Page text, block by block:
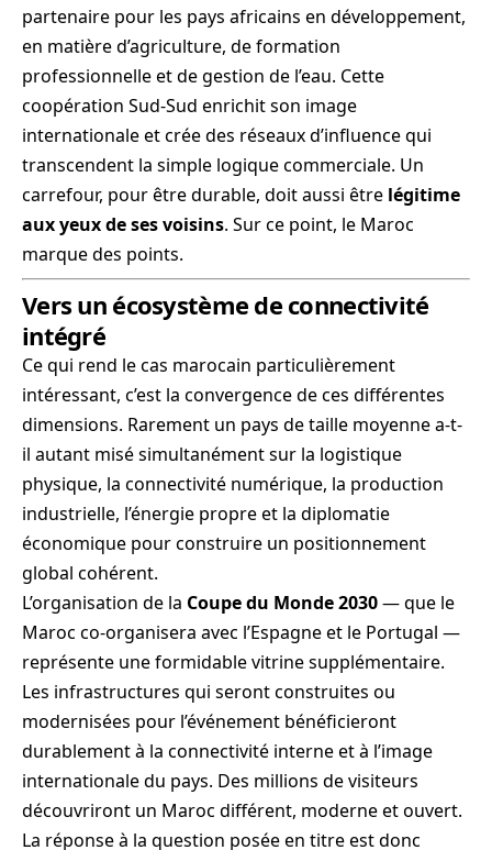
partenaire pour les pays africains en développement,
en matière d’agriculture, de formation
professionnelle et de gestion de l’eau. Cette
coopération Sud-Sud enrichit son image
internationale et crée des réseaux d’influence qui
transcendent la simple logique commerciale. Un
carrefour, pour être durable, doit aussi être légitime
aux yeux de ses voisins. Sur ce point, le Maroc
marque des points.
Vers un écosystème de connectivité
intégré
Ce qui rend le cas marocain particulièrement
intéressant, c’est la convergence de ces différentes
dimensions. Rarement un pays de taille moyenne a-t-
il autant misé simultanément sur la logistique
physique, la connectivité numérique, la production
industrielle, l’énergie propre et la diplomatie
économique pour construire un positionnement
global cohérent.
L’organisation de la Coupe du Monde 2030— que le
Maroc co-organisera avec l’Espagne et le Portugal —
représente une formidable vitrine supplémentaire.
Les infrastructures qui seront construites ou
modernisées pour l’événement bénéficieront
durablement à la connectivité interne et à l’image
internationale du pays. Des millions de visiteurs
découvriront un Maroc différent, moderne et ouvert.
La réponse à la question posée en titre est donc